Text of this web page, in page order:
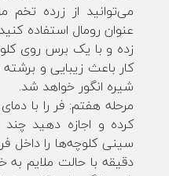
می‌توانید از زرده تخم
عنوان رومال استفاده
زده و با یک برس روی
کار باعث زیبایی و
شیره انگور خواهد شد.
کرده و اجازه دهید
دقیقه با حالت ملایم به